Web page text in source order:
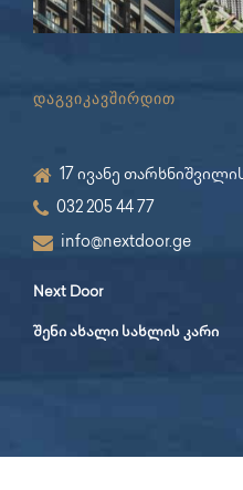
დაგვიკავშირდით
17 ივანე
032 205 44 77
info@nextdoor.ge
Next Door
შენი ახალი სახლის კარი